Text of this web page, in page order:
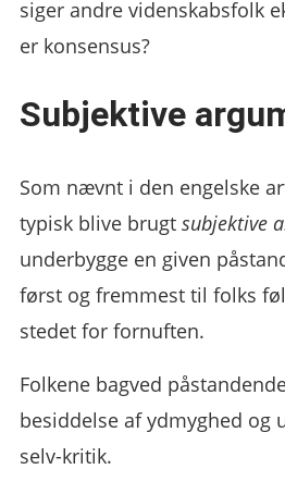
siger andre videnskabsfolk
er konsensus?
Subjektive
Som nævnt i den engelske
typisk blive brugtsubjektive
underbygge en given
først og fremmest til folks
stedet for fornuften.
Folkene bagved
besiddelse af ydmyghed og
selv-kritik.